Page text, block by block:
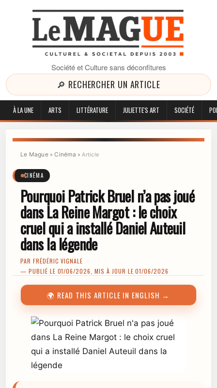
Société et Culture sans déconfitures
🔎 RECHERCHER UN ARTICLE
À LA UNE ARTS LITTÉRATURE JULIETTE'S ART SOCIÉTÉ
Le Mague»Cinéma »Article
CINÉMA
Pourquoi Patrick Bruel n’a pas joué
dans La Reine Margot : le choix
cruel qui a installé Daniel Auteuil
dans la légende
PAR FRÉDÉRIC VIGNALE
— PUBLIÉ LE 01/06/2026, MIS À JOUR LE 01/06/2026
🌍 READ THIS ARTICLE IN ENGLISH →